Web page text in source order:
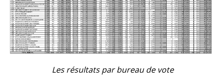
Les résultats par bureau de vote